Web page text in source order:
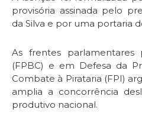
provisória assinada pelo
da Silva e por uma portaria
As frentes parlamentares
(FPBC) e em Defesa da
Combate à Pirataria (FPI)
amplia a concorrência
produtivo nacional.